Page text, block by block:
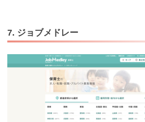
7. ジョブメドレー